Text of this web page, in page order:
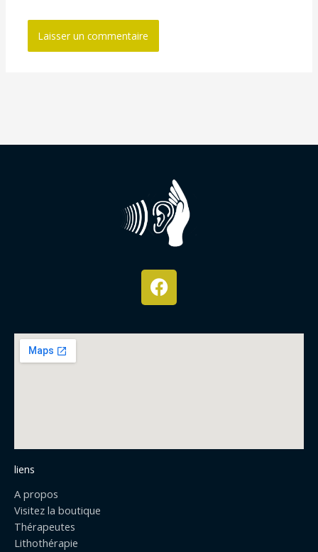
F
a
c
e
liens
A propos
Visitez la boutique
Thérapeutes
Lithothérapie